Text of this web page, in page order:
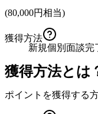
(80,000円相当)
獲得方法
新規個別面談完
獲得方法とは
ポイントを獲得する